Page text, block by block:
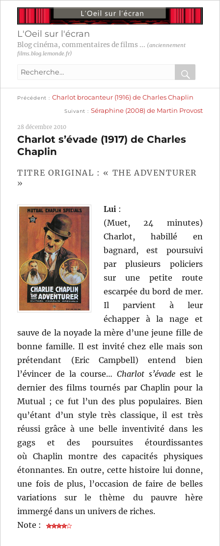
L'Oeil sur l'écran
Blog cinéma, commentaires de films ... (anciennement
films.blog.lemonde.fr)
Recherche
:
OK
Navigation
l’article
Précédent
précédente :
Charlot brocanteur (1916) de Charles Chaplin
Suivant
suivante :
Séraphine (2008) de Martin Provost
28 décembre 2010
Charlot s’évade (1917) de Charles
Chaplin
TITRE ORIGINAL : « THE ADVENTURER
»
Lui :
(Muet, 24 minutes)
Charlot, habillé en
bagnard, est poursuivi
par plusieurs policiers
sur une petite route
escarpée du bord de mer.
Il parvient à leur
échapper à la nage et
sauve de la noyade la mère d’une jeune fille de
bonne famille. Il est invité chez elle mais son
prétendant (Eric Campbell) entend bien
l’évincer de la course… Charlot s’évadeest le
dernier des films tournés par Chaplin pour la
Mutual ; ce fut l’un des plus populaires. Bien
qu’étant d’un style très classique, il est très
réussi grâce à une belle inventivité dans les
gags et des poursuites étourdissantes
où Chaplin montre des capacités physiques
étonnantes. En outre, cette histoire lui donne,
une fois de plus, l’occasion de faire de belles
variations sur le thème du pauvre hère
immergé dans un univers de riches.
Note :